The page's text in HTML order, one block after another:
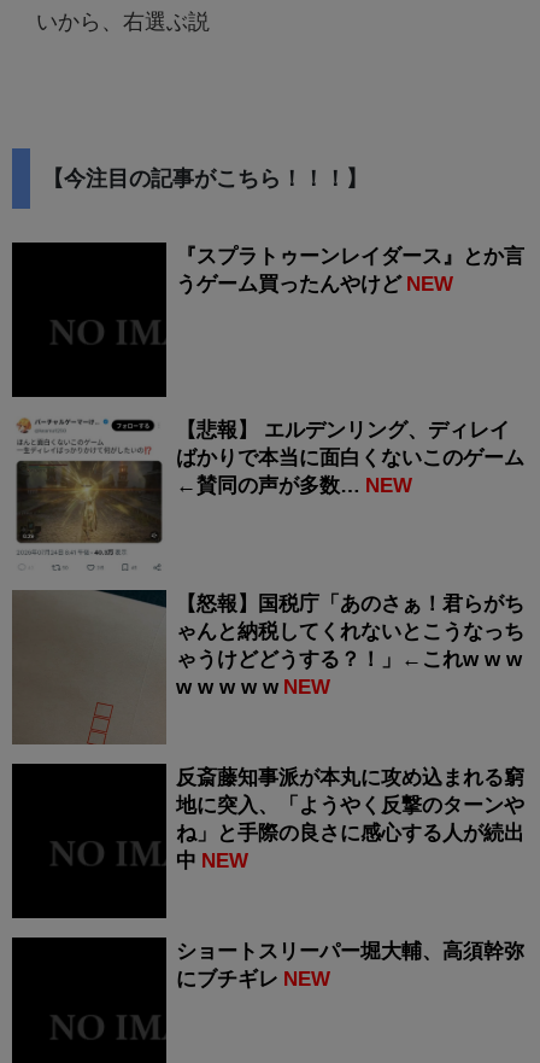
いから、右選ぶ説
【今注目の記事がこちら！！！】
『スプラトゥーンレイダース』とか言
うゲーム買ったんやけど NEW
【悲報】 エルデンリング、ディレイ
ばかりで本当に面白くないこのゲーム
←賛同の声が多数… NEW
【怒報】国税庁「あのさぁ！君らがち
ゃんと納税してくれないとこうなっち
ゃうけどどうする？！」←これw w w
w w w w w NEW
反斎藤知事派が本丸に攻め込まれる窮
地に突入、「ようやく反撃のターンや
ね」と手際の良さに感心する人が続出
中 NEW
ショートスリーパー堀大輔、高須幹弥
にブチギレ NEW